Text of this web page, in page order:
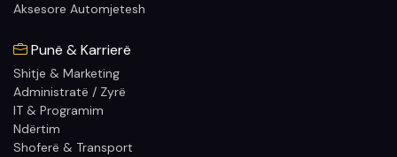
Aksesore Automjetesh
Punë & Karrierë
Shitje & Marketing
Administratë / Zyrë
IT & Programim
Ndërtim
Shoferë & Transport